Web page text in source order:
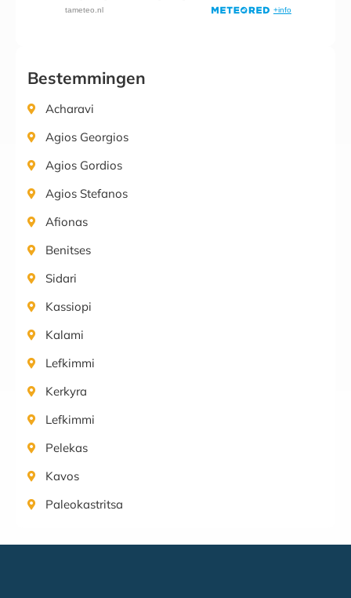
Bestemmingen
Acharavi
Agios Georgios
Agios Gordios
Agios Stefanos
Afionas
Benitses
Sidari
Kassiopi
Kalami
Lefkimmi
Kerkyra
Lefkimmi
Pelekas
Kavos
Paleokastritsa